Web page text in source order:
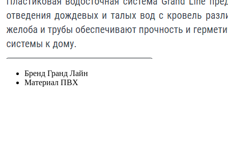
Бренд Гранд Лайн
Материал ПВХ